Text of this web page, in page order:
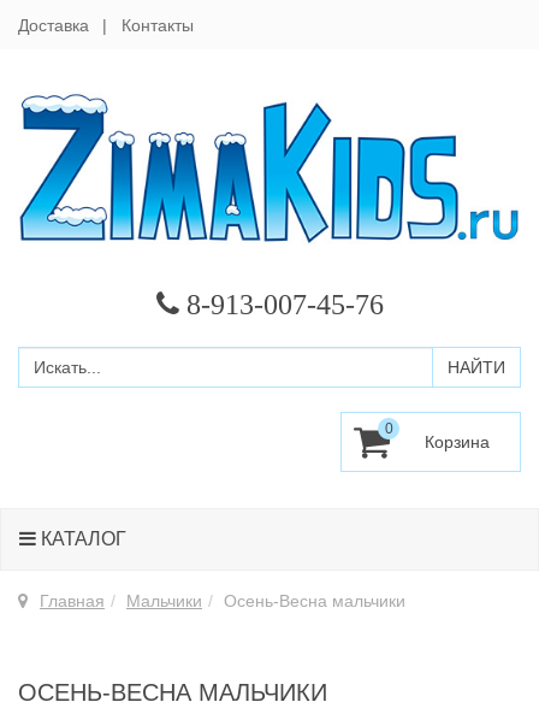
Доставка Контакты
8-913-007-45-76
0
КАТАЛОГ
Главная Мальчики Осень-Весна мальчики
ОСЕНЬ-ВЕСНА МАЛЬЧИКИ